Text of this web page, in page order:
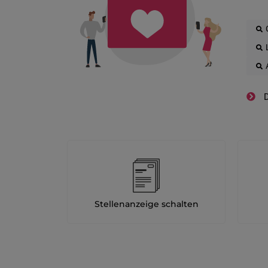
Stellenanzeige schalten